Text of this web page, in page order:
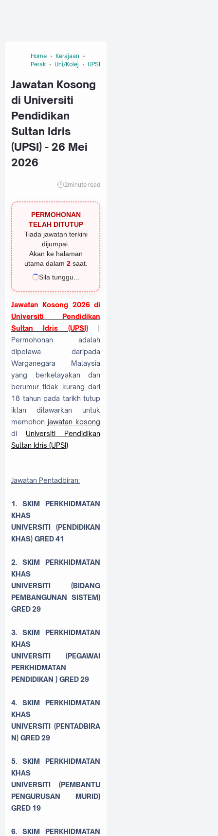
Home
Kerajaan
Perak
Uni/Kolej UPSI
Jawatan Kosong
di Universiti
Pendidikan
Sultan Idris
(UPSI) - 26 Mei
2026
2minute read
PERMOHONAN
TELAH DITUTUP
Tiada jawatan terkini
dijumpai.
Akan ke halaman
utama dalam 2saat.
Sila tunggu...
Jawatan Kosong 2026 di
Universiti Pendidikan
Sultan Idris (UPSI)|
Permohonan adalah
dipelawa daripada
Warganegara Malaysia
yang berkelayakan dan
berumur tidak kurang dari
18 tahun pada tarikh tutup
iklan ditawarkan untuk
memohon jawatan kosong
di Universiti Pendidikan
Sultan Idris (UPSI)
Jawatan Pentadbiran:
1. SKIM PERKHIDMATAN
KHAS
UNIVERSITI (PENDIDIKAN
KHAS) GRED41
2. SKIM PERKHIDMATAN
KHAS
UNIVERSITI (BIDANG
PEMBANGUNAN SISTEM)
GRED29
3. SKIM PERKHIDMATAN
KHAS
UNIVERSITI (PEGAWAI
PERKHIDMATAN
PENDIDIKAN ) GRED29
4. SKIM PERKHIDMATAN
KHAS
UNIVERSITI (PENTADBIRA
N) GRED29
5. SKIM PERKHIDMATAN
KHAS
UNIVERSITI (PEMBANTU
PENGURUSAN MURID)
GRED 19
6. SKIM PERKHIDMATAN